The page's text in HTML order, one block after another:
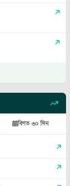
বিগত ৩০ দিন